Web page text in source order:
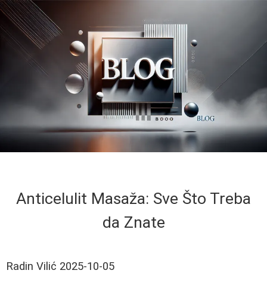
Anticelulit Masaža: Sve Što Treba
da Znate
Radin Vilić 2025-10-05